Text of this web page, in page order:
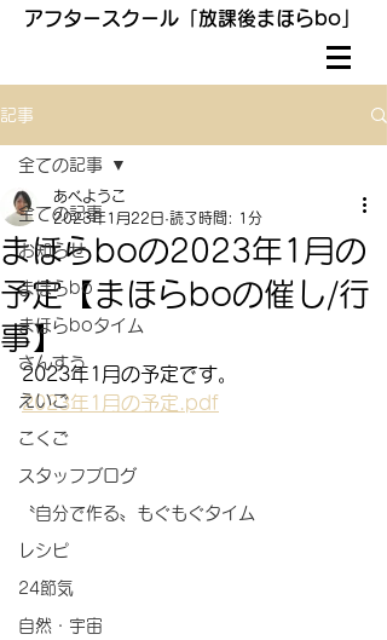
アフタースクール「放課後まほらbo」
記事
全ての記事
お知らせ
まほらbo
まほらboタイム
さんすう
えいご
こくご
スタッフブログ
〝自分で作る〟もぐもぐタイム
レシピ
24節気
自然・宇宙
全ての記事
まほらboの2023年1月の
予定【まほらboの催し/行
事】
あべようこ
2023年1月22日 読了時間: 1分
2023年1月の予定です。
2023年1月の予定.pdf